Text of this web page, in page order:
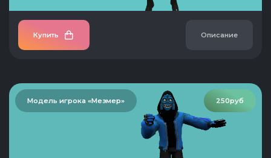
Купить Описание
250руб
Модель игрока «Мезмер»